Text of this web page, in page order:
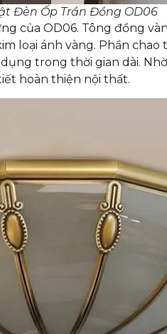
Đèn Ốp Trần Đồng OD06
của OD06. Tông đồng
loại ánh vàng. Phần
trong thời gian dài.
hoàn thiện nội thất.